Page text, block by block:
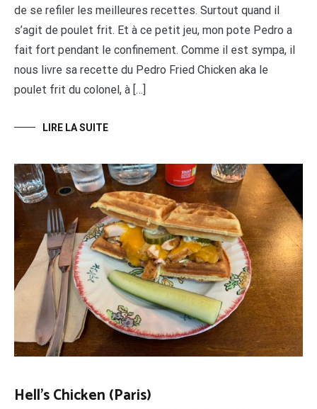
de se refiler les meilleures recettes. Surtout quand il
s’agit de poulet frit. Et à ce petit jeu, mon pote Pedro a
fait fort pendant le confinement. Comme il est sympa, il
nous livre sa recette du Pedro Fried Chicken aka le
poulet frit du colonel, à […]
LIRE LA SUITE
Hell’s Chicken (Paris)